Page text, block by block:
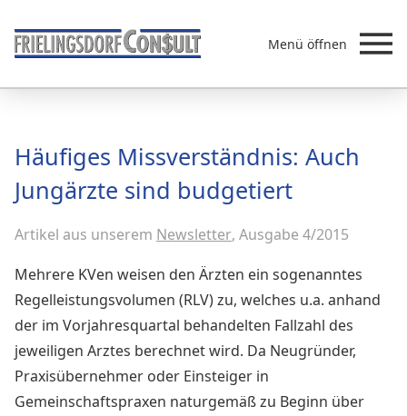
Menü öffnen
Beratung
Leistungen
Akademie
MVZ/Ärztenetze
Über uns
Newsletter & Presse
Häufiges Missverständnis: Auch
Jungärzte sind budgetiert
Artikel aus unserem Newsletter, Ausgabe 4/2015
Mehrere KVen weisen den Ärzten ein sogenanntes
Regelleistungsvolumen (RLV) zu, welches u.a. anhand
der im Vorjahresquartal behandelten Fallzahl des
jeweiligen Arztes berechnet wird. Da Neugründer,
Praxisübernehmer oder Einsteiger in
Gemeinschaftspraxen naturgemäß zu Beginn über